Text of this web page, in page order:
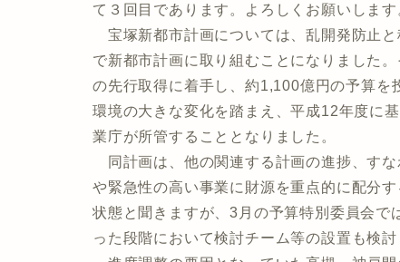
て３回目であります。よろしくお願いします
宝塚新都市計画については、乱開発防止
で新都市計画に取り組むことになりました
の先行取得に着手し、約1,100億円の予算
環境の大きな変化を踏まえ、平成12年度に
業庁が所管することとなりました。
同計画は、他の関連する計画の進捗、す
や緊急性の高い事業に財源を重点的に配分
状態と聞きますが、3月の予算特別委員会で
った段階において検討チーム等の設置も検